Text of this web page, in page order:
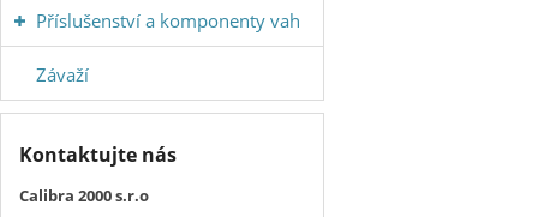
Příslušenství a komponenty vah
Závaží
Kontaktujte nás
Calibra 2000 s.r.o